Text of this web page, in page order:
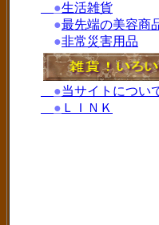
●生活雑貨
●最先端の美容商
●非常災害用品
●当サイトについ
● ＬＩＮＫ